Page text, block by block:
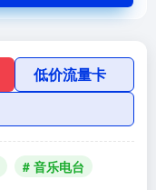
低价流量卡
# 音乐电台